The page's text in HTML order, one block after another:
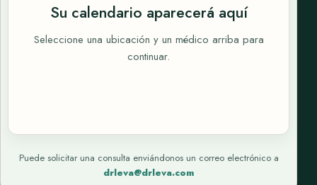
Su calendario aparecerá aquí
Seleccione una ubicación y un médico arriba para
continuar.
Puede solicitar una consulta enviándonos un correo electrónico a
drleva@drleva.com